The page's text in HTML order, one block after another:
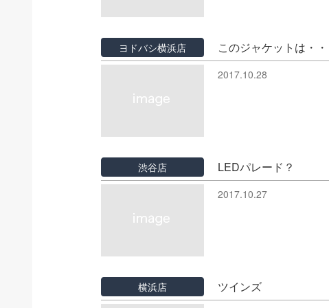
ヨドバシ横浜店 このジャケットは・・
2017.10.28
渋谷店 LEDパレード？
2017.10.27
横浜店 ツインズ